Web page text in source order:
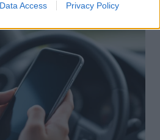
Data Access Privacy Policy